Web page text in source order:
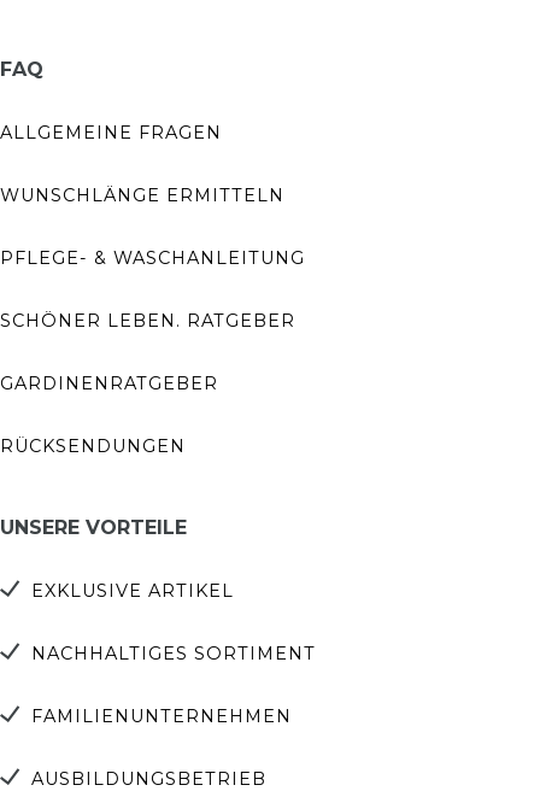
FAQ
ALLGEMEINE FRAGEN
WUNSCHLÄNGE ERMITTELN
PFLEGE- & WASCHANLEITUNG
SCHÖNER LEBEN. RATGEBER
GARDINENRATGEBER
RÜCKSENDUNGEN
UNSERE VORTEILE
EXKLUSIVE ARTIKEL
NACHHALTIGES SORTIMENT
FAMILIENUNTERNEHMEN
AUSBILDUNGSBETRIEB